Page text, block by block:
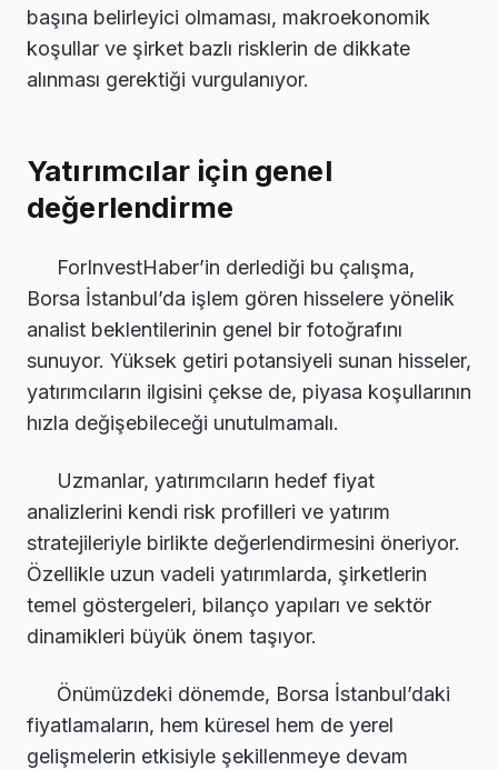
başına belirleyici olmaması, makroekonomik
koşullar ve şirket bazlı risklerin de dikkate
alınması gerektiği vurgulanıyor.
Yatırımcılar için genel
değerlendirme
ForInvestHaber’in derlediği bu çalışma,
Borsa İstanbul’da işlem gören hisselere yönelik
analist beklentilerinin genel bir fotoğrafını
sunuyor. Yüksek getiri potansiyeli sunan hisseler,
yatırımcıların ilgisini çekse de, piyasa koşullarının
hızla değişebileceği unutulmamalı.
Uzmanlar, yatırımcıların hedef fiyat
analizlerini kendi risk profilleri ve yatırım
stratejileriyle birlikte değerlendirmesini öneriyor.
Özellikle uzun vadeli yatırımlarda, şirketlerin
temel göstergeleri, bilanço yapıları ve sektör
dinamikleri büyük önem taşıyor.
Önümüzdeki dönemde, Borsa İstanbul’daki
fiyatlamaların, hem küresel hem de yerel
gelişmelerin etkisiyle şekillenmeye devam